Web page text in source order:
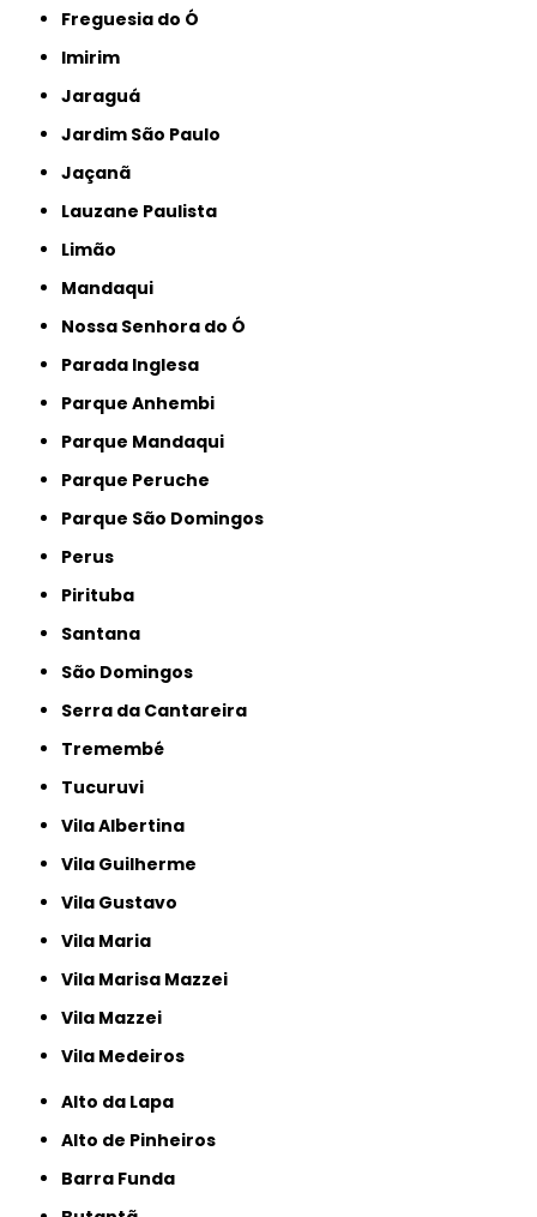
Freguesia do Ó
Imirim
Jaraguá
Jardim São Paulo
Jaçanã
Lauzane Paulista
Limão
Mandaqui
Nossa Senhora do Ó
Parada Inglesa
Parque Anhembi
Parque Mandaqui
Parque Peruche
Parque São Domingos
Perus
Pirituba
Santana
São Domingos
Serra da Cantareira
Tremembé
Tucuruvi
Vila Albertina
Vila Guilherme
Vila Gustavo
Vila Maria
Vila Marisa Mazzei
Vila Mazzei
Vila Medeiros
Alto da Lapa
Alto de Pinheiros
Barra Funda